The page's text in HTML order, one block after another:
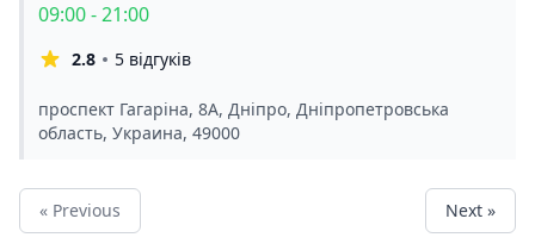
09:00 - 21:00
2.8 5 відгуків
проспект Гагаріна, 8А, Дніпро, Дніпропетровська
область, Украина, 49000
« Previous Next »